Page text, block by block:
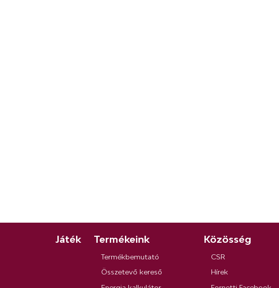
Játék Termékeink
Termékbemutató
Összetevő kereső
Közösség
CSR
Hírek